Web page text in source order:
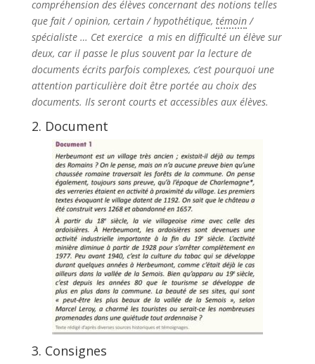
compréhension des élèves concernant des notions telles
que fait / opinion, certain / hypothétique, témoin/
spécialiste … Cet exercice a mis en difficulté un élève sur
deux, car il passe le plus souvent par la lecture de
documents écrits parfois complexes, c’est pourquoi une
attention particulière doit être portée au choix des
documents. Ils seront courts et accessibles aux élèves.
2. Document
3. Consignes